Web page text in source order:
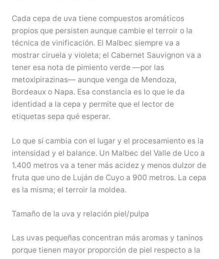
Cada cepa de uva tiene compuestos aromáticos
propios que persisten aunque cambie el terroir o la
técnica de vinificación. El Malbec siempre va a
mostrar ciruela y violeta; el Cabernet Sauvignon va a
tener esa nota de pimiento verde —por las
metoxipirazinas— aunque venga de Mendoza,
Bordeaux o Napa. Esa constancia es lo que le da
identidad a la cepa y permite que el lector de
etiquetas sepa qué esperar.
Lo que sí cambia con el lugar y el procesamiento es la
intensidad y el balance. Un Malbec del Valle de Uco a
1.400 metros va a tener más acidez y menos dulzor de
fruta que uno de Luján de Cuyo a 900 metros. La cepa
es la misma; el terroir la moldea.
Tamaño de la uva y relación piel/pulpa
Las uvas pequeñas concentran más aromas y taninos
porque tienen mayor proporción de piel respecto a la